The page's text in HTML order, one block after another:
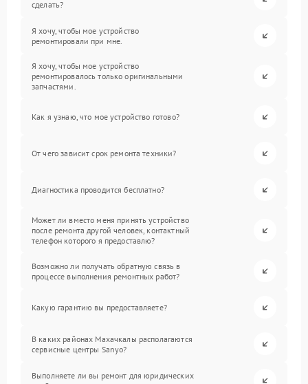
сделать?
Я хочу, чтобы мое устройство
ремонтировали при мне.
Я хочу, чтобы мое устройство
ремонтировалось только оригинальными
запчастями.
Как я узнаю, что мое устройство готово?
От чего зависит срок ремонта техники?
Диагностика проводится бесплатно?
Может ли вместо меня принять устройство
после ремонта другой человек, контактный
телефон которого я предоставлю?
Возможно ли получать обратную связь в
процессе выполнения ремонтных работ?
Какую гарантию вы предоставляете?
В каких районах Махачкалы располагаются
сервисные центры Sanyo?
Выполняете ли вы ремонт для юридических